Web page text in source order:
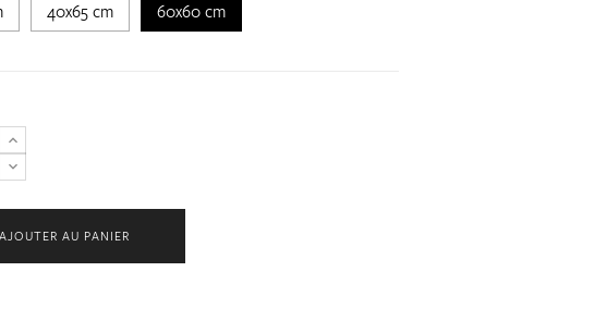
40x65 cm 60x60 cm
AJOUTER AU PANIER